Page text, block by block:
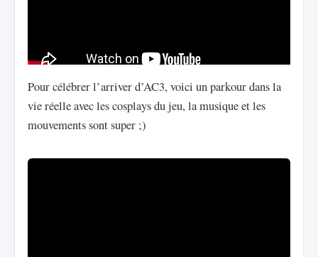
Pour célébrer l’arriver d’AC3, voici un parkour dans la
vie réelle avec les cosplays du jeu, la musique et les
mouvements sont super ;)